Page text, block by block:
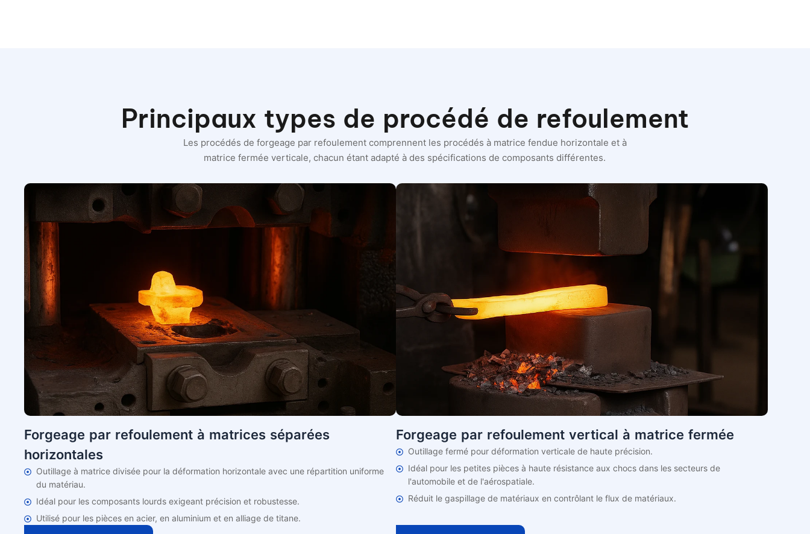
Principaux types de procédé de refoulement
Les procédés de forgeage par refoulement comprennent les procédés à matrice fendue horizontale et à
matrice fermée verticale, chacun étant adapté à des spécifications de composants différentes.
Forgeage par refoulement à matrices séparées
horizontales
Outillage à matrice divisée pour la déformation horizontale avec une répartition uniforme
du matériau.
Idéal pour les composants lourds exigeant précision et robustesse.
Utilisé pour les pièces en acier, en aluminium et en alliage de titane.
Forgeage par refoulement vertical à matrice fermée
Outillage fermé pour déformation verticale de haute précision.
Idéal pour les petites pièces à haute résistance aux chocs dans les secteurs de
l'automobile et de l'aérospatiale.
Réduit le gaspillage de matériaux en contrôlant le flux de matériaux.